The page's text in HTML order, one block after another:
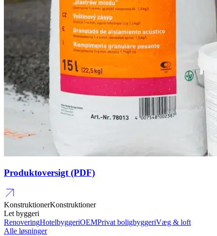
Produktoversigt (PDF)
KonstruktionerKonstruktioner
Let byggeri
RenoveringHotelbyggeriOEMPrivat boligbyggeriVæg & loft
Alle løsninger